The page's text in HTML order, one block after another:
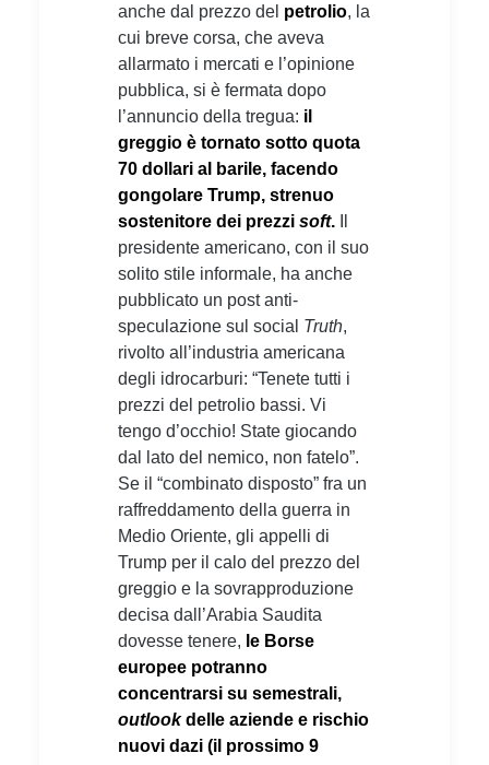
anche dal prezzo del petrolio, la
cui breve corsa, che aveva
allarmato i mercati e l’opinione
pubblica, si è fermata dopo
l’annuncio della tregua: il
greggio è tornato sotto quota
70 dollari al barile, facendo
gongolare Trump, strenuo
sostenitore dei prezzi soft.
presidente americano, con il suo
solito stile informale, ha anche
pubblicato un post anti-
speculazione sul social Truth,
rivolto all’industria americana
degli idrocarburi: “Tenete tutti i
prezzi del petrolio bassi. Vi
tengo d’occhio! State giocando
dal lato del nemico, non fatelo”.
Se il “combinato disposto” fra un
raffreddamento della guerra in
Medio Oriente, gli appelli di
Trump per il calo del prezzo del
greggio e la sovrapproduzione
decisa dall’Arabia Saudita
dovesse tenere, le Borse
europee potranno
concentrarsi su semestrali,
outlookdelle aziende e rischio
nuovi dazi (il prossimo 9